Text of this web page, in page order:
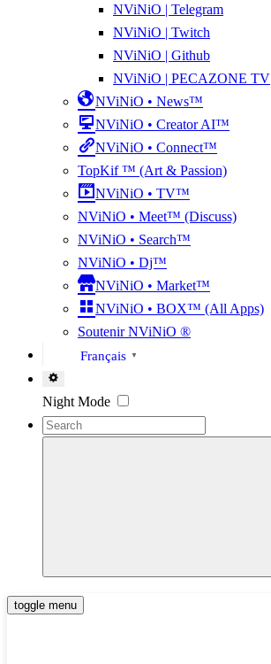
NViNiO | Telegram
NViNiO | Twitch
NViNiO | Github
NViNiO | PECAZONE TV
NViNiO • News™
NViNiO • Creator AI™
NViNiO • Connect™
TopKif ™ (Art & Passion)
NViNiO • TV™
NViNiO • Meet™ (Discuss)
NViNiO • Search™
NViNiO • Dj™
NViNiO • Market™
NViNiO • BOX™ (All Apps)
Soutenir NViNiO ®
Français ▼
Night Mode
toggle menu